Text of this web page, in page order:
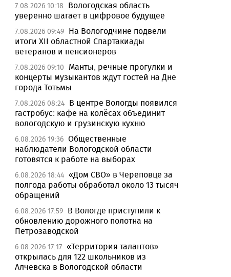
7.08.2026 10:18
Вологодская область
уверенно шагает в цифровое будущее
7.08.2026 09:49 На Вологодчине подвели
итоги XII областной Спартакиады
ветеранов и пенсионеров
7.08.2026 09:10
Манты, речные прогулки и
концерты музыкантов ждут гостей на Дне
города Тотьмы
7.08.2026 08:24 В центре Вологды появился
гастробус: кафе на колёсах объединит
вологодскую и грузинскую кухню
6.08.2026 19:36 Общественные
наблюдатели Вологодской области
готовятся к работе на выборах
6.08.2026 18:44 «Дом СВО» в Череповце за
полгода работы обработал около 13 тысяч
обращений
6.08.2026 17:59 В Вологде приступили к
обновлению дорожного полотна на
Петрозаводской
6.08.2026 17:17 «Территория талантов»
открылась для 122 школьников из
Алчевска в Вологодской области